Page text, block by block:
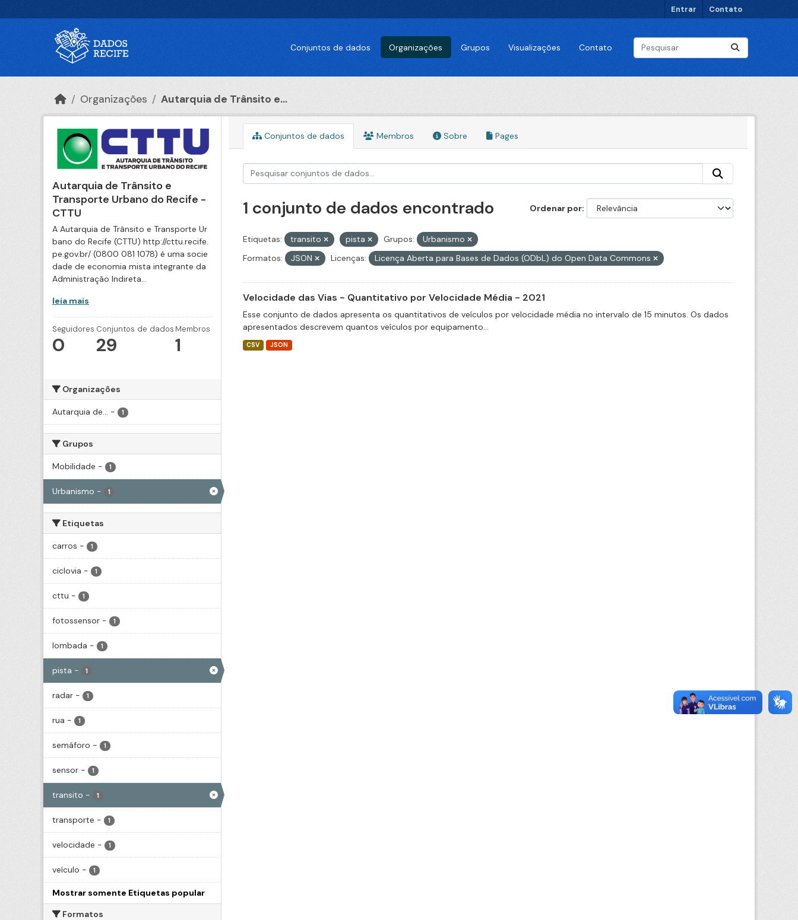
Entrar Contato
Conjuntos de dados Organizações Grupos Visualizações Contato
Organizações Autarquia de Trânsito e...
Autarquia de Trânsito e
Transporte Urbano do Recife -
CTTU
A Autarquia de Trânsito e Transporte Ur
bano do Recife (CTTU) http://cttu.recife.
pe.gov.br/ (0800 081 1078) é uma socie
dade de economia mista integrante da
Administração Indireta...
leia mais
Seguidores
0
Conjuntos de dados
29
Membros
1
Organizações
Autarquia de... - 1
Grupos
Mobilidade - 1
Urbanismo - 1
Etiquetas
carros - 1
ciclovia - 1
cttu - 1
fotossensor - 1
lombada - 1
pista - 1
radar - 1
rua - 1
semáforo - 1
sensor - 1
transito - 1
transporte - 1
velocidade - 1
veículo - 1
Mostrar somente Etiquetas popular
Formatos
Conjuntos de dados Membros Sobre Pages
Ordenar por
1 conjunto de dados encontrado
Etiquetas: transito pista Grupos:
Urbanismo
Formatos:
JSON Licenças: Licença Aberta para Bases de Dados (ODbL) do Open Data Commons
Velocidade das Vias - Quantitativo por Velocidade Média - 2021
Esse conjunto de dados apresenta os quantitativos de veículos por velocidade média no intervalo de 15 minutos. Os dados
apresentados descrevem quantos veículos por equipamento...
CSV JSON